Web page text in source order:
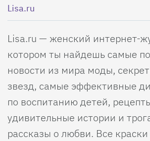
Lisa.ru
Lisa.ru — женский интернет-
котором ты найдешь самые
новости из мира моды,
звезд, самые эффективные
по воспитанию детей,
удивительные истории и
рассказы о любви. Все